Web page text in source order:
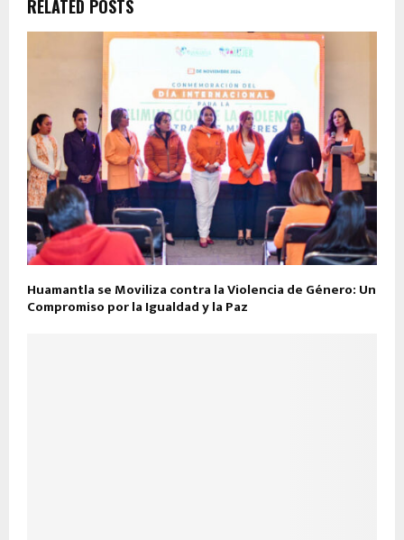
RELATED POSTS
Huamantla se Moviliza contra la Violencia de Género: Un
Compromiso por la Igualdad y la Paz